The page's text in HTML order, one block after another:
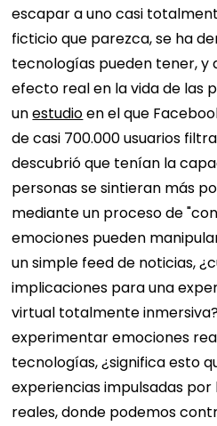
escapar a uno casi
ficticio que parezca, se ha
tecnologías pueden tener, y
efecto real en la vida de las
unestudioen el que
de casi 700.000 usuarios
descubrió que tenían la
personas se sintieran más
mediante un proceso de
emociones pueden
un simple feed de noticias,
implicaciones para una
virtual totalmente
experimentar emociones
tecnologías, ¿significa esto
experiencias impulsadas
reales, donde podemos